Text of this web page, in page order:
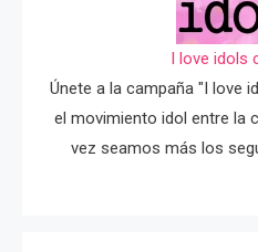
I love idols
Únete a la campaña "I love
el movimiento idol entre la
vez seamos más los